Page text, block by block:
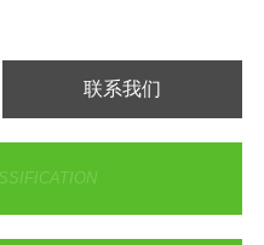
联系我们